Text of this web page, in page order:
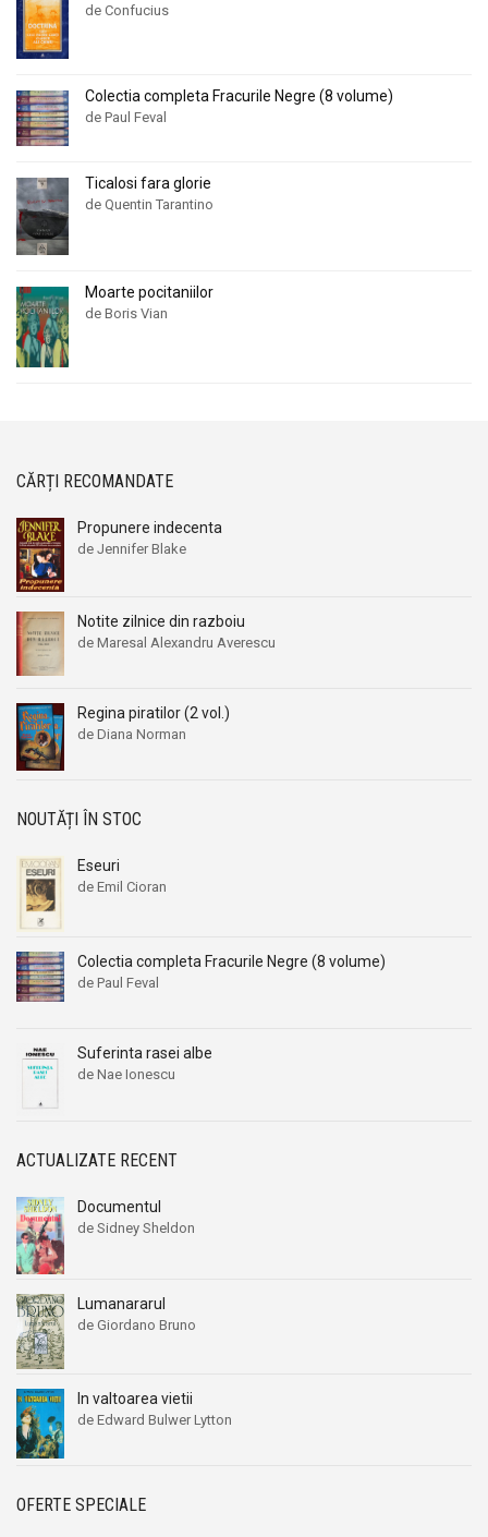
de Confucius
Colectia completa Fracurile Negre (8 volume)
de Paul Feval
Ticalosi fara glorie
de Quentin Tarantino
Moarte pocitaniilor
de Boris Vian
CĂRȚI RECOMANDATE
Propunere indecenta
de Jennifer Blake
Notite zilnice din razboiu
de Maresal Alexandru Averescu
Regina piratilor (2 vol.)
de Diana Norman
NOUTĂȚI ÎN STOC
Eseuri
de Emil Cioran
Colectia completa Fracurile Negre (8 volume)
de Paul Feval
Suferinta rasei albe
de Nae Ionescu
ACTUALIZATE RECENT
Documentul
de Sidney Sheldon
Lumanararul
de Giordano Bruno
In valtoarea vietii
de Edward Bulwer Lytton
OFERTE SPECIALE